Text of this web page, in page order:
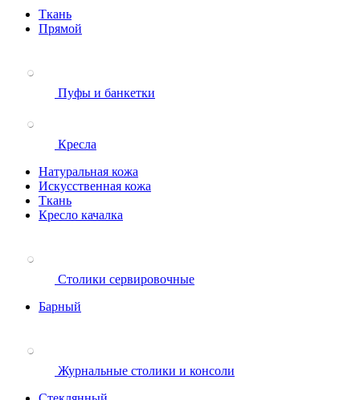
Ткань
Прямой
Пуфы и банкетки
Кресла
Натуральная кожа
Искусственная кожа
Ткань
Кресло качалка
Столики сервировочные
Барный
Журнальные столики и консоли